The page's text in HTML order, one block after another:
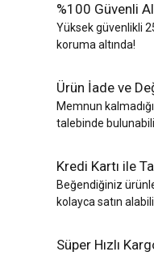
%100 Güvenli
Yüksek güvenlikli
koruma altında!
Ürün İade ve
Memnun
talebinde
Kredi Kartı ile
Beğendiğiniz
kolayca satın
Süper Hızlı